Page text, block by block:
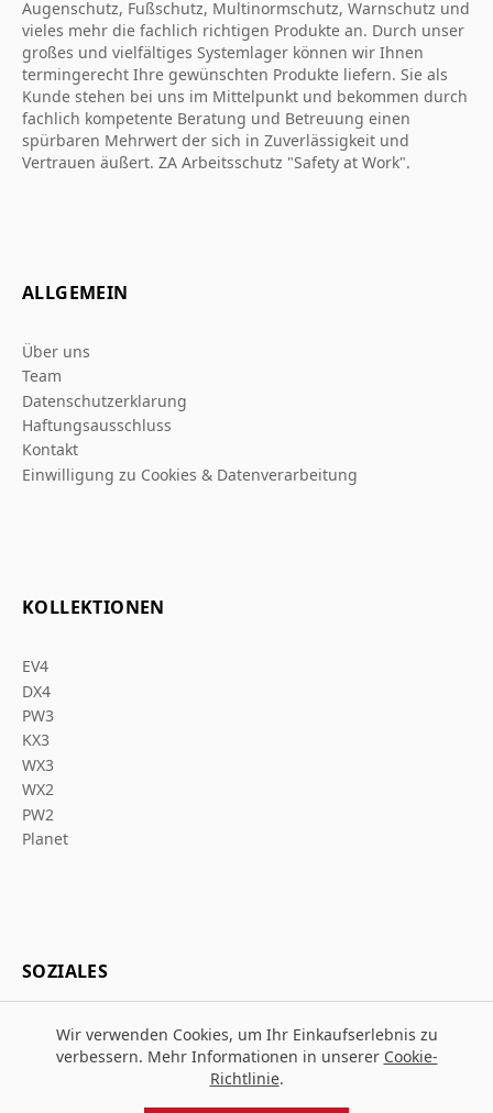
Augenschutz, Fußschutz, Multinormschutz, Warnschutz und
vieles mehr die fachlich richtigen Produkte an. Durch unser
großes und vielfältiges Systemlager können wir Ihnen
termingerecht Ihre gewünschten Produkte liefern. Sie als
Kunde stehen bei uns im Mittelpunkt und bekommen durch
fachlich kompetente Beratung und Betreuung einen
spürbaren Mehrwert der sich in Zuverlässigkeit und
Vertrauen äußert. ZA Arbeitsschutz "Safety at Work".
ALLGEMEIN
Über uns
Team
Datenschutzerklarung
Haftungsausschluss
Kontakt
Einwilligung zu Cookies & Datenverarbeitung
KOLLEKTIONEN
EV4
DX4
PW3
KX3
WX3
WX2
PW2
Planet
SOZIALES
Wir verwenden Cookies, um Ihr Einkaufserlebnis zu
verbessern. Mehr Informationen in unserer Cookie-
Richtlinie.